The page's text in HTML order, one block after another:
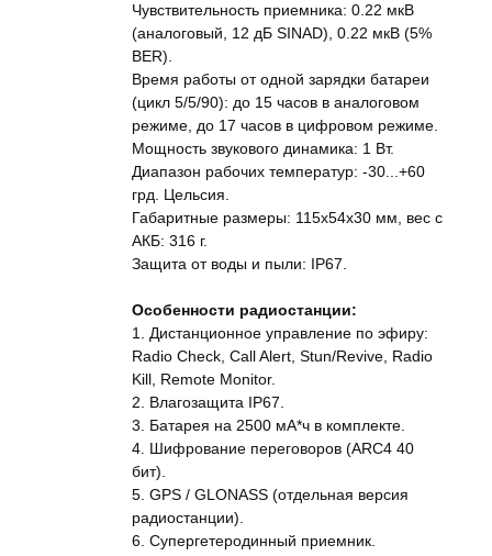
Чувствительность приемника: 0.22 мкВ
(аналоговый, 12 дБ SINAD), 0.22 мкВ (5%
BER).
Время работы от одной зарядки батареи
(цикл 5/5/90): до 15 часов в аналоговом
режиме, до 17 часов в цифровом режиме.
Мощность звукового динамика: 1 Вт.
Диапазон рабочих температур: -30...+60
грд. Цельсия.
Габаритные размеры: 115x54x30 мм, вес с
АКБ: 316 г.
Защита от воды и пыли: IP67.
Особенности радиостанции:
1. Дистанционное управление по эфиру:
Radio Check, Call Alert, Stun/Revive, Radio
Kill, Remote Monitor.
2. Влагозащита IP67.
3. Батарея на 2500 мА*ч в комплекте.
4. Шифрование переговоров (ARC4 40
бит).
5. GPS / GLONASS (отдельная версия
радиостанции).
6. Супергетеродинный приемник.